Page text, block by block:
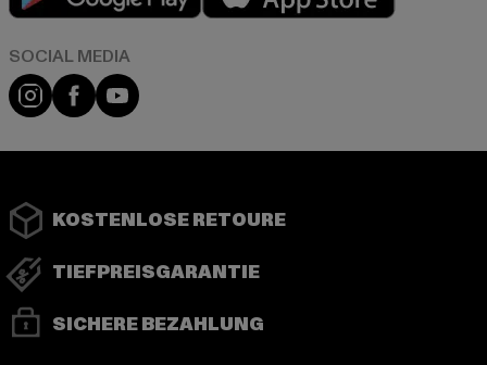
Instagram
FacebookYouTube
KOSTENLOSE RETOURE
TIEFPREISGARANTIE
SICHERE BEZAHLUNG